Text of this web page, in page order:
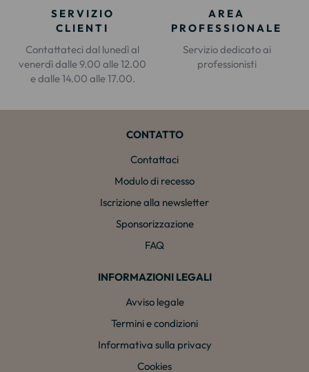
SERVIZIO
CLIENTI
Contattateci dal lunedì al
venerdì dalle 9.00 alle 12.00
e dalle 14.00 alle 17.00.
AREA
PROFESSIONALE
Servizio dedicato ai
professionisti
CONTATTO
Contattaci
Modulo di recesso
Iscrizione alla newsletter
Sponsorizzazione
FAQ
INFORMAZIONI LEGALI
Avviso legale
Termini e condizioni
Informativa sulla privacy
Cookies